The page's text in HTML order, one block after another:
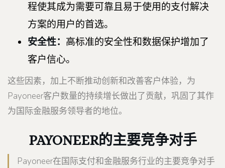
程使其成为需要可靠且易于使用的支付解决
方案的用户的首选。
安全性： 高标准的安全性和数据保护增加了
客户信心。
这些因素，加上不断推动创新和改善客户体验，为
Payoneer客户数量的持续增长做出了贡献，巩固了其作
为国际金融服务领导者的地位。
PAYONEER的主要竞争对手
Payoneer在国际支付和金融服务行业的主要竞争对手